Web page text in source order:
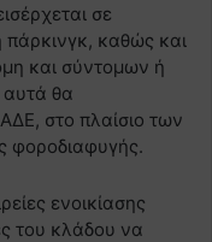
σε
πάρκινγκ, καθώς και
και σύντομων ή
αυτά θα
στο πλαίσιο των
φοροδιαφυγής.
ενοικίασης
του κλάδου να